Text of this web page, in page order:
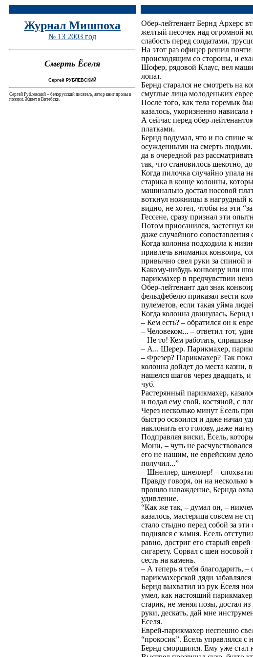
Журнал Мишпоха
№ 13 2003 год
Смерть Ёселя
Сергей РУБЛЕВСКИЙ
Сергей Рублевский – белорусский писатель, автор книг прозы и
поэзии. Живет в Витебске.
Обер-лейтенант Бернд Архерс
желтый песочек над огромной
слабость перед солдатами,
На этот раз офицер решил
происходящим со стороны, и
Шофер, рядовой Клаус, вел
лопат.
Бернд старался не смотреть на
смуглые лица молоденьких
После того, как тела горемык
казалось, укоризненно нависала
А сейчас перед обер-
платками.
Бернд подумал, что и по спине
осужденными на смерть людьми.
да в очередной раз
так, что становилось щекотно,
Когда пилочка случайно упала
старика в конце колонны,
машинально достал носовой
воткнул ножницы в нагрудный
видно, не хотел, чтобы на эти
Гессене, сразу признал эти
Потом приосанился, застегнул
даже случайного
Когда колонна подходила к
привлечь внимания конвоира,
привычно свел руки за спиной
Какому-нибудь конвоиру или
парикмахер в предчувствии
Обер-лейтенант дал знак
фельдфебелю приказал вести
пулеметов, если такая уйма
Когда колонна двинулась, Бернд
– Кем есть? – обратился он к
– Человеком... – ответил тот,
– Не то! Кем работать,
– А... Шерер. Парикмахер,
– Фрезер? Парикмахер? Так
колонна дойдет до места казни,
нашелся шагов через двадцать,
чуб.
Растерянный парикмахер,
и подал ему свой, костяной, с
Через несколько минут Ёсель
быстро освоился и даже начал
наклонить его голову, даже
Подправляя виски, Ёсель,
Мони, – чуть не
его не нашим, не еврейским
получил...”
– Шнеллер, шнеллер! –
Правду говоря, он на несколько
прошло наваждение, Бeрнда
удивление.
“Как же так, – думал он, –
казалось, мастерица совсем не
стало стыдно перед собой за
поднялся с камня. Ёсель
равно, достриг его старый
сигарету. Сорвал с шеи носовой
сесть на камень.
– А теперь я тебя благодарить,
парикмахерской дяди
Бернд выхватил из рук Ёселя
умел, как настоящий
старик, не меняя позы, достал
руки, дескать, дай мне
Ёселя.
Еврей-парикмахер неспешно
“прокосик”. Ёсель управлялся
Бернд сморщился. Ему уже стал